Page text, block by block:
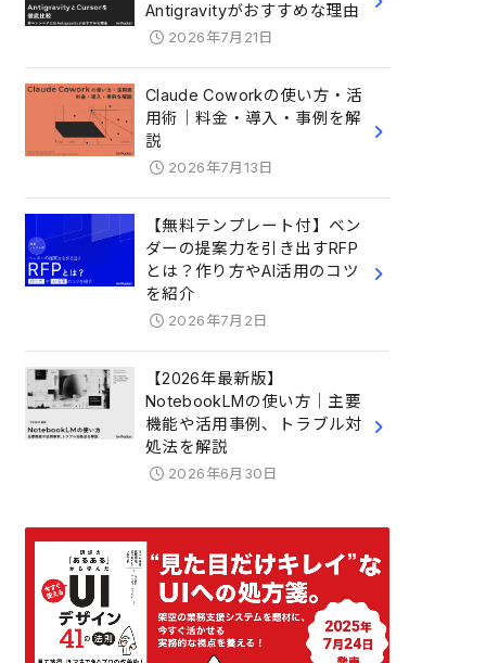
Antigravityがおすすめな理由
2026年7月21日
Claude Coworkの使い方・活
用術｜料金・導入・事例を解
説
2026年7月13日
【無料テンプレート付】ベン
ダーの提案力を引き出すRFP
とは？作り方やAI活用のコツ
を紹介
2026年7月2日
【2026年最新版】
NotebookLMの使い方｜主要
機能や活用事例、トラブル対
処法を解説
2026年6月30日